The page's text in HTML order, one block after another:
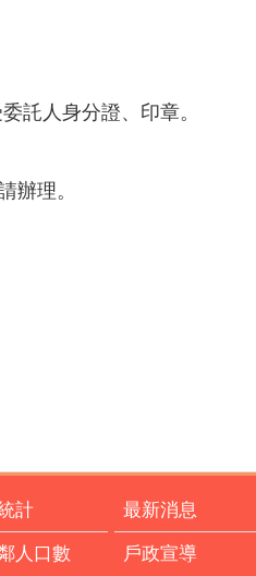
託人身分證、印章。
辦理。
計
人口數
最新消息
戶政宣導